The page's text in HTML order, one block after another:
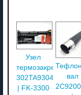
Узел
термозакрепления
302TA93040
| FK-3300
вал